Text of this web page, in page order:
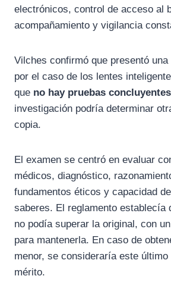
electrónicos, control de acceso al
acompañamiento y vigilancia
Vilches confirmó que presentó una
por el caso de los lentes
que no hay pruebas concluyentes
investigación podría determinar
copia.
El examen se centró en evaluar
médicos, diagnóstico,
fundamentos éticos y capacidad
saberes. El reglamento establecía
no podía superar la original, con
para mantenerla. En caso de
menor, se consideraría este último
mérito.